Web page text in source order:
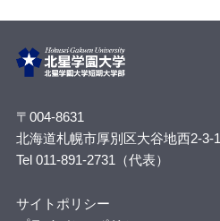
〒004-8631
北海道札幌市厚別区大谷地西2-3-1
Tel 011-891-2731（代表）
サイトポリシー